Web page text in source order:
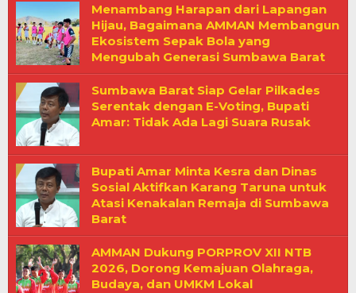
Menambang Harapan dari Lapangan
Hijau, Bagaimana AMMAN Membangun
Ekosistem Sepak Bola yang
Mengubah Generasi Sumbawa Barat
Sumbawa Barat Siap Gelar Pilkades
Serentak dengan E-Voting, Bupati
Amar: Tidak Ada Lagi Suara Rusak
Bupati Amar Minta Kesra dan Dinas
Sosial Aktifkan Karang Taruna untuk
Atasi Kenakalan Remaja di Sumbawa
Barat
AMMAN Dukung PORPROV XII NTB
2026, Dorong Kemajuan Olahraga,
Budaya, dan UMKM Lokal